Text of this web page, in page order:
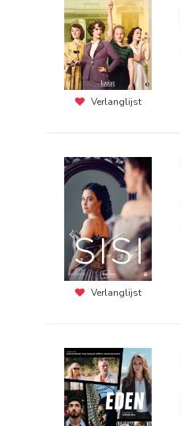
Verlanglijst
Verlanglijst